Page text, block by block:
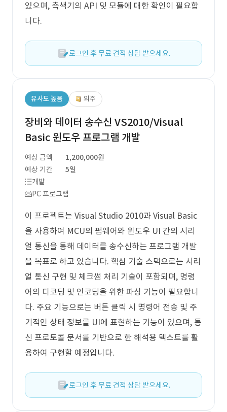
있으며, 측색기의 API 및 모듈에 대한 확인이 필요합
니다.
로그인 후 무료 견적 상담 받으세요.
유사도 높음 외주
장비와 데이터 송수신 VS2010/Visual
Basic 윈도우 프로그램 개발
예상 금액
1,200,000원
예상 기간
5일
개발
PC 프로그램
이 프로젝트는 Visual Studio 2010과 Visual Basic
을 사용하여 MCU의 펌웨어와 윈도우 UI 간의 시리
얼 통신을 통해 데이터를 송수신하는 프로그램 개발
을 목표로 하고 있습니다. 핵심 기술 스택으로는 시리
얼 통신 구현 및 체크썸 처리 기술이 포함되며, 명령
어의 디코딩 및 인코딩을 위한 파싱 기능이 필요합니
다. 주요 기능으로는 버튼 클릭 시 명령어 전송 및 주
기적인 상태 정보를 UI에 표현하는 기능이 있으며, 통
신 프로토콜 문서를 기반으로 한 해석용 텍스트를 활
용하여 구현할 예정입니다.
로그인 후 무료 견적 상담 받으세요.